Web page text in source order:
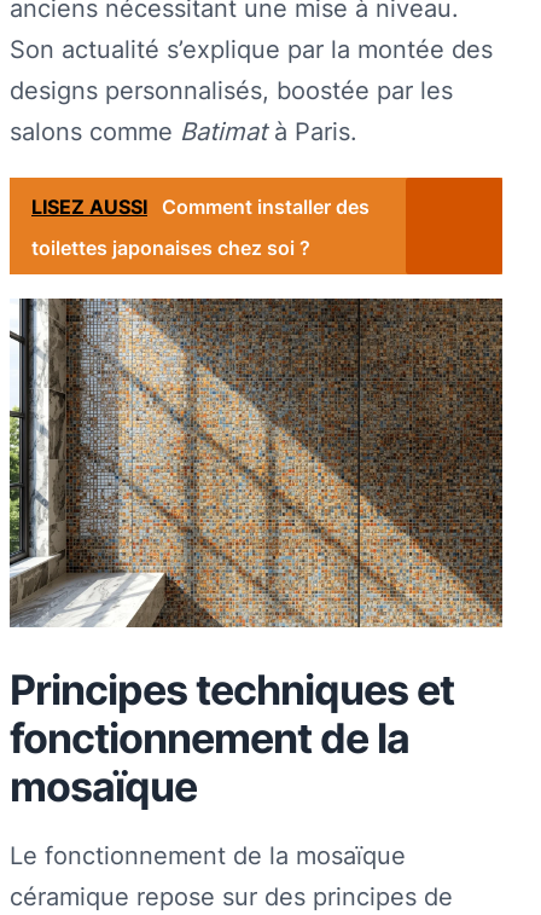
anciens nécessitant une mise à niveau.
Son actualité s’explique par la montée des
designs personnalisés, boostée par les
salons comme Batimatà Paris.
LISEZ AUSSI
Comment installer des
toilettes japonaises chez soi ?
Principes techniques et
fonctionnement de la
mosaïque
Le fonctionnement de la mosaïque
céramique repose sur des principes de